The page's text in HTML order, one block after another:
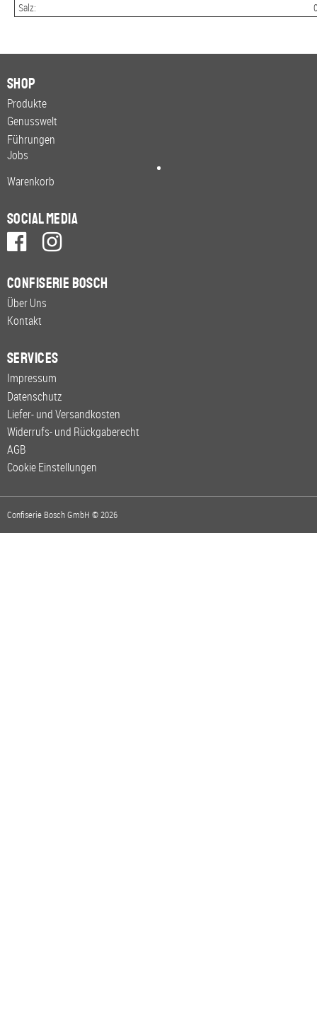
Salz:
Shop
Produkte
Genusswelt
Führungen
Jobs
Warenkorb
Social Media
Confiserie Bosch
Über Uns
Kontakt
Services
Impressum
Datenschutz
Liefer- und Versandkosten
Widerrufs- und Rückgaberecht
AGB
Cookie Einstellungen
Confiserie Bosch GmbH © 2026